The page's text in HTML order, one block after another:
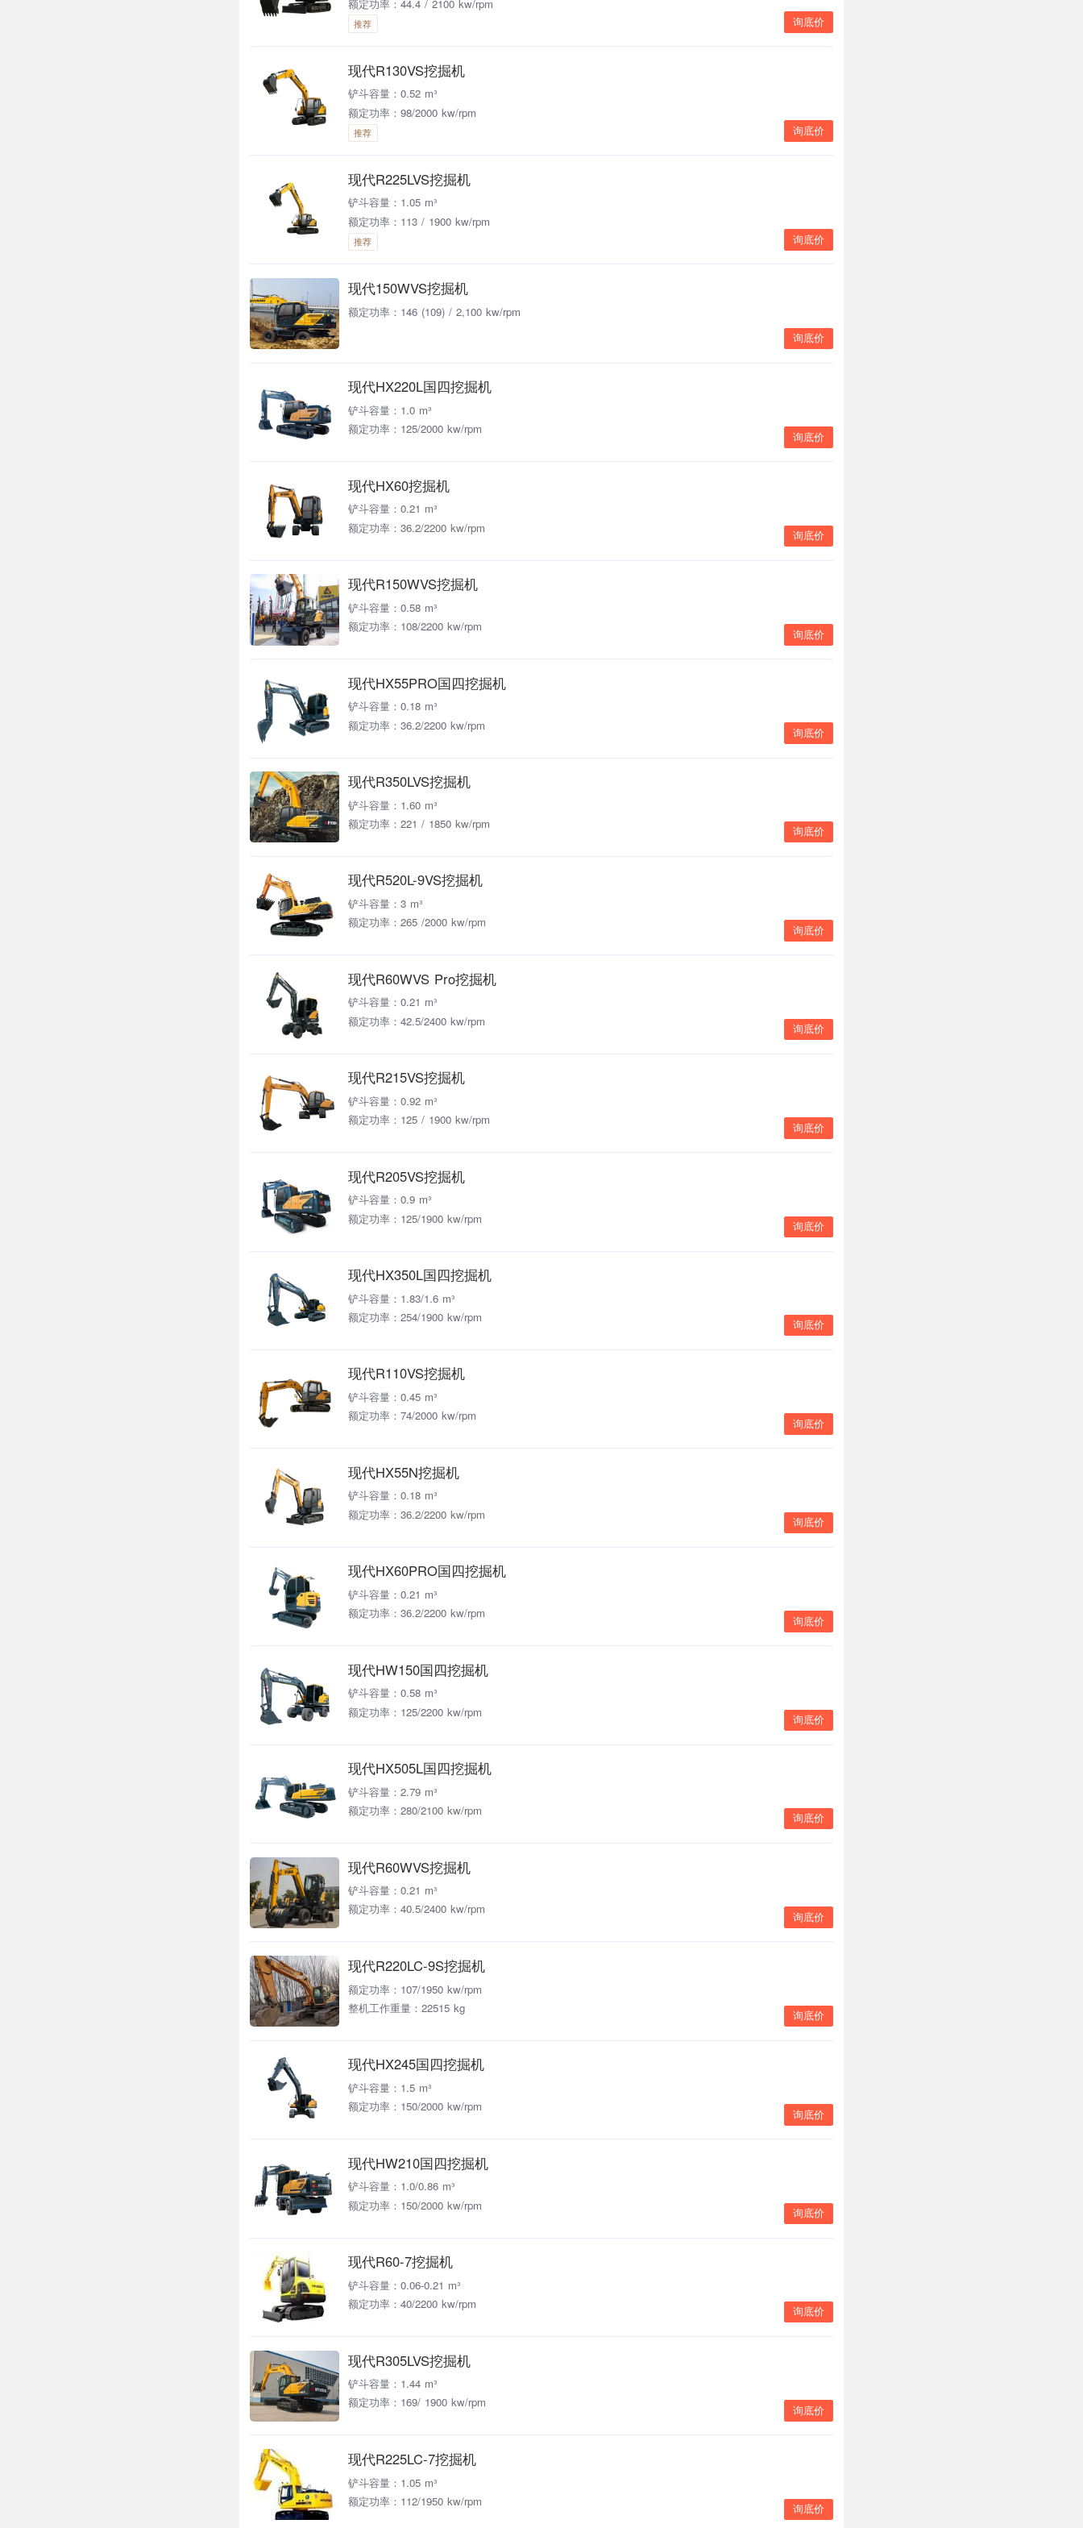
额定功率：44.4 / 2100 kw/rpm
推荐 询底价
现代R130VS挖掘机
铲斗容量：0.52 m³
额定功率：98/2000 kw/rpm
推荐 询底价
现代R225LVS挖掘机
铲斗容量：1.05 m³
额定功率：113 / 1900 kw/rpm
推荐 询底价
现代150WVS挖掘机
额定功率：146 (109) / 2,100 kw/rpm
询底价
现代HX220L国四挖掘机
铲斗容量：1.0 m³
额定功率：125/2000 kw/rpm
询底价
现代HX60挖掘机
铲斗容量：0.21 m³
额定功率：36.2/2200 kw/rpm
询底价
现代R150WVS挖掘机
铲斗容量：0.58 m³
额定功率：108/2200 kw/rpm
询底价
现代HX55PRO国四挖掘机
铲斗容量：0.18 m³
额定功率：36.2/2200 kw/rpm
询底价
现代R350LVS挖掘机
铲斗容量：1.60 m³
额定功率：221 / 1850 kw/rpm
询底价
现代R520L-9VS挖掘机
铲斗容量：3 m³
额定功率：265 /2000 kw/rpm
询底价
现代R60WVS Pro挖掘机
铲斗容量：0.21 m³
额定功率：42.5/2400 kw/rpm
询底价
现代R215VS挖掘机
铲斗容量：0.92 m³
额定功率：125 / 1900 kw/rpm
询底价
现代R205VS挖掘机
铲斗容量：0.9 m³
额定功率：125/1900 kw/rpm
询底价
现代HX350L国四挖掘机
铲斗容量：1.83/1.6 m³
额定功率：254/1900 kw/rpm
询底价
现代R110VS挖掘机
铲斗容量：0.45 m³
额定功率：74/2000 kw/rpm
询底价
现代HX55N挖掘机
铲斗容量：0.18 m³
额定功率：36.2/2200 kw/rpm
询底价
现代HX60PRO国四挖掘机
铲斗容量：0.21 m³
额定功率：36.2/2200 kw/rpm
询底价
现代HW150国四挖掘机
铲斗容量：0.58 m³
额定功率：125/2200 kw/rpm
询底价
现代HX505L国四挖掘机
铲斗容量：2.79 m³
额定功率：280/2100 kw/rpm
询底价
现代R60WVS挖掘机
铲斗容量：0.21 m³
额定功率：40.5/2400 kw/rpm
询底价
现代R220LC-9S挖掘机
额定功率：107/1950 kw/rpm
整机工作重量：22515 kg
询底价
现代HX245国四挖掘机
铲斗容量：1.5 m³
额定功率：150/2000 kw/rpm
询底价
现代HW210国四挖掘机
铲斗容量：1.0/0.86 m³
额定功率：150/2000 kw/rpm
询底价
现代R60-7挖掘机
铲斗容量：0.06-0.21 m³
额定功率：40/2200 kw/rpm
询底价
现代R305LVS挖掘机
铲斗容量：1.44 m³
额定功率：169/ 1900 kw/rpm
询底价
现代R225LC-7挖掘机
铲斗容量：1.05 m³
额定功率：112/1950 kw/rpm
询底价